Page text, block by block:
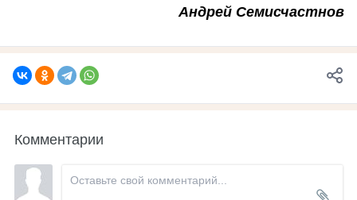
Андрей Семисчастнов
Комментарии